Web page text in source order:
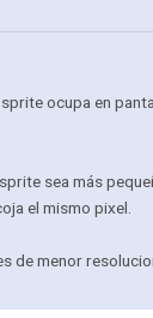
ocupa en
sea más
el mismo pixel.
de menor